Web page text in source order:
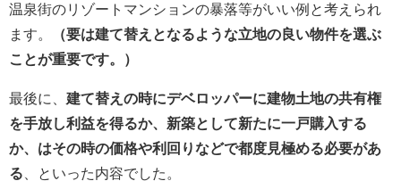
温泉街のリゾートマンションの暴落等がいい例と考えられ
ます。
（要は建て替えとなるような立地の良い物件を選ぶ
ことが重要です。）
最後に、 建て替えの時にデベロッパーに建物土地の共有権
を手放し利益を得るか、新築として新たに一戸購入する
か、はその時の価格や利回りなどで都度見極める必要があ
る 、といった内容でした。